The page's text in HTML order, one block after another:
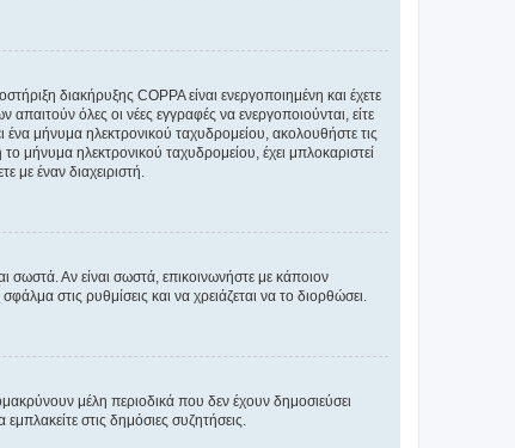
διακήρυξης COPPA είναι ενεργοποιημένη και έχετε
όλες οι νέες εγγραφές να ενεργοποιούνται, είτε
μήνυμα ηλεκτρονικού ταχυδρομείου, ακολουθήστε τις
μήνυμα ηλεκτρονικού ταχυδρομείου, έχει μπλοκαριστεί
έναν διαχειριστή.
Αν είναι σωστά, επικοινωνήστε με κάποιον
στις ρυθμίσεις και να χρειάζεται να το διορθώσει.
μέλη περιοδικά που δεν έχουν δημοσιεύσει
στις δημόσιες συζητήσεις.